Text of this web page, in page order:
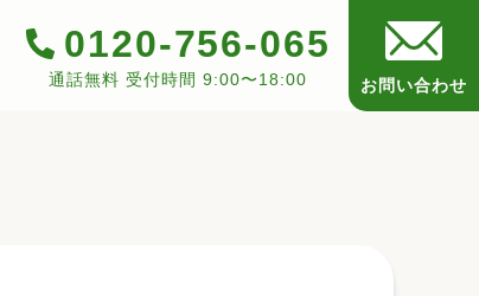
0120-756-065
通話無料 受付時間 9:00〜18:00 お問い合わせ